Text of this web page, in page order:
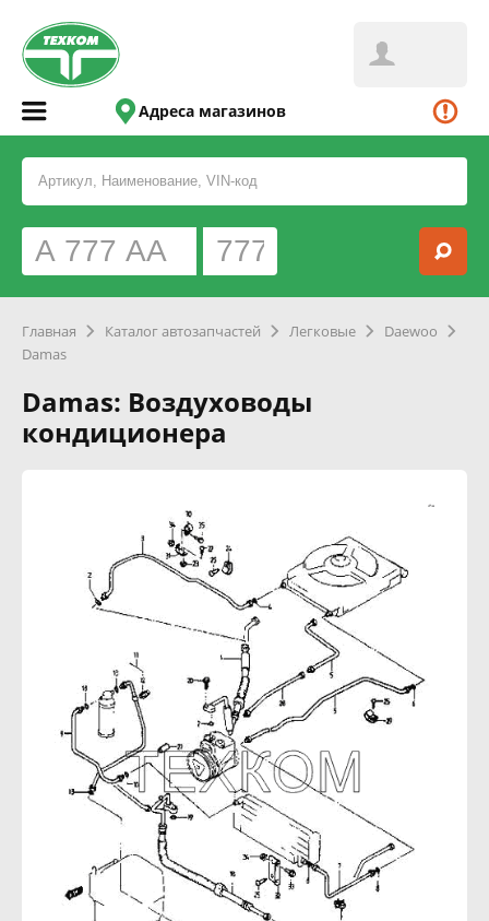
Адреса магазинов
Главная Каталог автозапчастей Легковые
Daewoo
Damas
Damas: Воздуховоды
кондиционера